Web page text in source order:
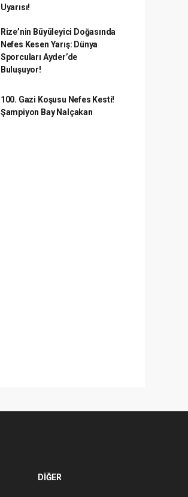
Uyarısı!
Rize’nin Büyüleyici Doğasında
Nefes Kesen Yarış: Dünya
Sporcuları Ayder’de
Buluşuyor!
100. Gazi Koşusu Nefes Kesti!
Şampiyon Bay Nalçakan
DİĞER